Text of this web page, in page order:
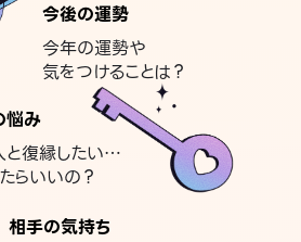
今後の運勢
今年の運勢や
気をつけることは？
悩み
と復縁したい…
らいいの？
相手の気持ち